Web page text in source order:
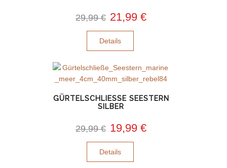
29,99 € 21,99 €
Details
GÜRTELSCHLIESSE SEESTERN
SILBER
29,99 € 19,99 €
Details